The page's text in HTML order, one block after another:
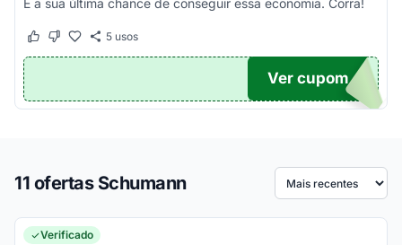
É a sua última chance de conseguir essa economia. Corra!
Este cupom funcionou
Este cupom não funcionou
5usos
TICO
Ver cupom
11 ofertas Schumann Ordenar por
Verificado